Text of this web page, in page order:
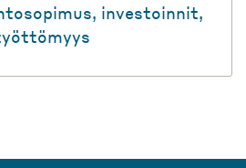
, investoinnit,